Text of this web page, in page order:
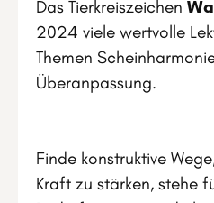
Das Tierkreiszeichen
2024 viele wertvolle
Themen
Überanpassung.
Finde konstruktive
Kraft zu stärken, stehe